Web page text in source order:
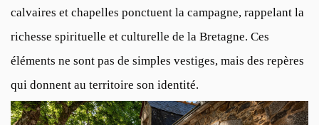
calvaires et chapelles ponctuent la campagne, rappelant la
richesse spirituelle et culturelle de la Bretagne. Ces
éléments ne sont pas de simples vestiges, mais des repères
qui donnent au territoire son identité.